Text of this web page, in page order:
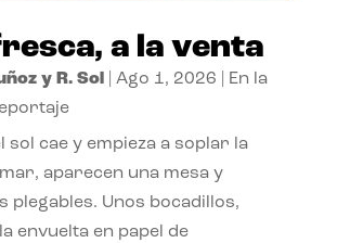
a la venta
y R. Sol| Ago 1, 2026
En la
sol cae y empieza a soplar la
aparecen una mesa y
plegables. Unos bocadillos,
envuelta en papel de